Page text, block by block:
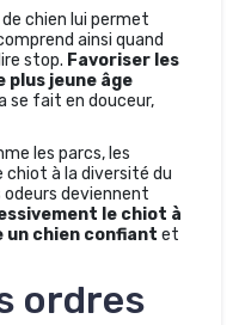
chien lui permet
ainsi quand
stop. Favoriser les
jeune âge
se fait en douceur,
les parcs, les
chiot à la diversité du
odeurs deviennent
le chiot à
un chien confiant et
ordres